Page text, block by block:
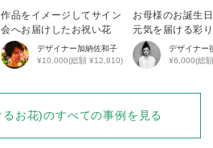
作品をイメージしてサイン
会へお届けしたお祝い花
デザイナー加納佐和子
¥10,000(総額 ¥12,810)
お母様のお誕生
元気を届ける彩
花アレンジデザイナー
¥6,000(総
るお花)のすべての事例を見る